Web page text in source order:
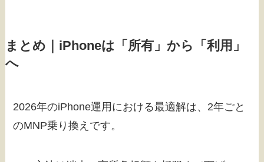
まとめ｜iPhoneは「所有」から「利用」
へ
2026年のiPhone運用における最適解は、2年ごと
のMNP乗り換えです。